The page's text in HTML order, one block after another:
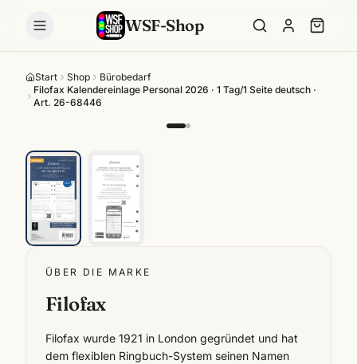
WSF-Shop
Start Shop
Bürobedarf
Filofax Kalendereinlage Personal 2026 · 1 Tag/1 Seite deutsch ·
Art. 26-68446
ÜBER DIE MARKE
Filofax
Filofax wurde 1921 in London gegründet und hat
dem flexiblen Ringbuch-System seinen Namen